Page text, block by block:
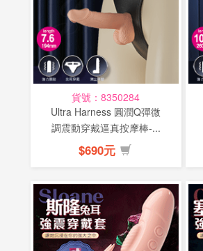
貨號：8350284
Ultra Harness 圓潤Q彈微
調震動穿戴逼真按摩棒-...
$690元